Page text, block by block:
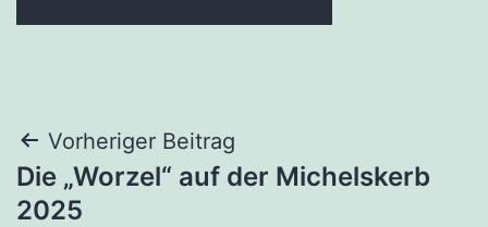
Beitragsnavigation
Vorheriger Beitrag
Die „Worzel“ auf der Michelskerb
2025